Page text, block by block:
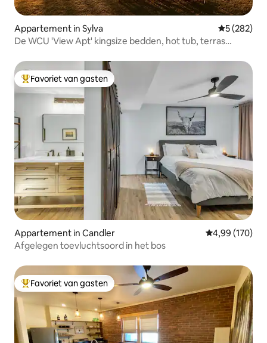
Appartement in Sylva
5 (282)
De WCU 'View Apt' kingsize bedden, hot tub, terras
Topfavoriet van gasten
Favoriet van gasten
Appartement in Candler Gemiddelde
4,99 (170)
Afgelegen toevluchtsoord in het bos
Topfavoriet van gasten
Favoriet van gasten